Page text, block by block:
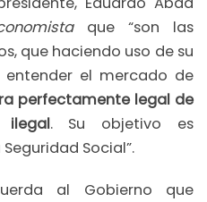
que “son las
que haciendo uso de su
el mercado de
perfectamente legal de
ilegal. Su objetivo es
Social”.
al Gobierno que